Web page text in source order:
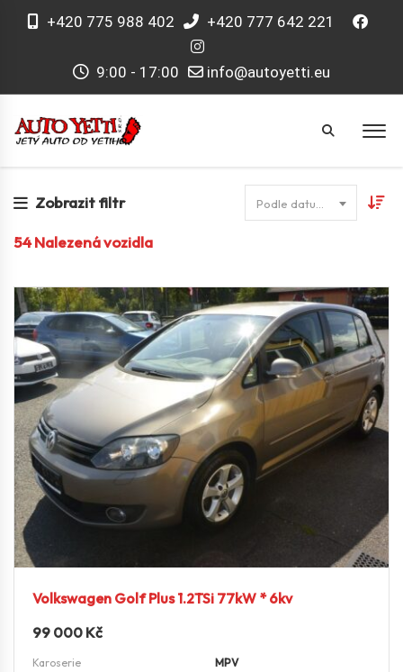
+420 775 988 402 +420 777 642 221
9:00 - 17:00 info@autoyetti.eu
Zobrazit filtr
54Nalezená vozidla
Volkswagen Golf Plus 1.2TSi 77kW * 6kv
99 000 Kč
Karoserie
MPV